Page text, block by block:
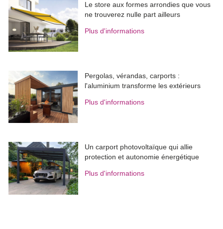
Le store aux formes arrondies que vous
ne trouverez nulle part ailleurs
Plus d'informations
Pergolas, vérandas, carports :
l'aluminium transforme les extérieurs
Plus d'informations
Un carport photovoltaïque qui allie
protection et autonomie énergétique
Plus d'informations